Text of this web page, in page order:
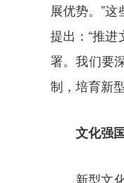
展优势。”
提出：“推
署。我们要
制，培育新
文化强
新型文